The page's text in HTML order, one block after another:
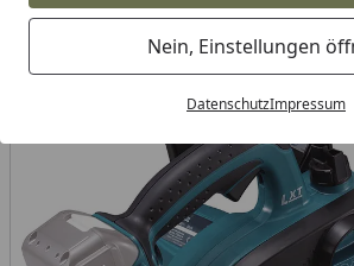
Nein, Einstellungen
DatenschutzImpressum